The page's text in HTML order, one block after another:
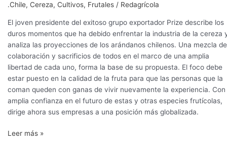
.Chile, Cereza, Cultivos, Frutales / Redagrícola
El joven presidente del exitoso grupo exportador Prize describe los
duros momentos que ha debido enfrentar la industria de la cereza
analiza las proyecciones de los arándanos chilenos. Una mezcla de
colaboración y sacrificios de todos en el marco de una amplia
libertad de cada uno, forma la base de su propuesta. El foco debe
estar puesto en la calidad de la fruta para que las personas que la
coman queden con ganas de vivir nuevamente la experiencia. Con
amplia confianza en el futuro de estas y otras especies frutícolas,
dirige ahora sus empresas a una posición más globalizada.
Leer más »